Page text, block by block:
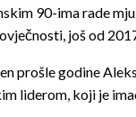
90-ima rade
još od
prošle godine
liderom, koji je